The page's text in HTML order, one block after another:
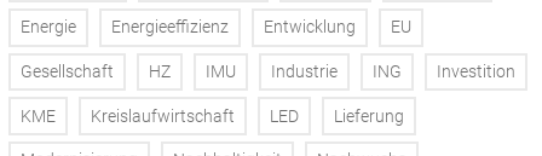
Energie Energieeffizienz Entwicklung EU
Gesellschaft HZ IMU Industrie ING Investition
KME Kreislaufwirtschaft LED Lieferung